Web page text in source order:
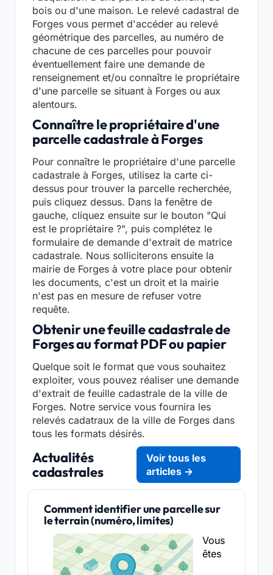
bois ou d'une maison. Le relevé cadastral de
Forges vous permet d'accéder au relevé
géométrique des parcelles, au numéro de
chacune de ces parcelles pour pouvoir
éventuellement faire une demande de
renseignement et/ou connaître le propriétaire
d'une parcelle se situant à Forges ou aux
alentours.
Connaître le propriétaire d'une
parcelle cadastrale à Forges
Pour connaître le propriétaire d'une parcelle
cadastrale à Forges, utilisez la carte ci-
dessus pour trouver la parcelle recherchée,
puis cliquez dessus. Dans la fenêtre de
gauche, cliquez ensuite sur le bouton "Qui
est le propriétaire ?", puis complétez le
formulaire de demande d'extrait de matrice
cadastrale. Nous solliciterons ensuite la
mairie de Forges à votre place pour obtenir
les documents, c'est un droit et la mairie
n'est pas en mesure de refuser votre
requête.
Obtenir une feuille cadastrale de
Forges au format PDF ou papier
Quelque soit le format que vous souhaitez
exploiter, vous pouvez réaliser une demande
d'extrait de feuille cadastrale de la ville de
Forges. Notre service vous fournira les
relevés cadatraux de la ville de Forges dans
tous les formats désirés.
Actualités
cadastrales
Voir tous les
articles →
Comment identifier une parcelle sur
le terrain (numéro, limites)
Vous
êtes